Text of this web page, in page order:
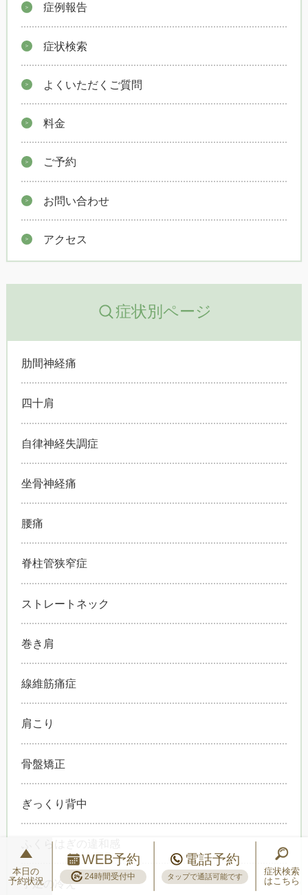
症例報告
症状検索
よくいただくご質問
料金
ご予約
お問い合わせ
アクセス
症状別ページ
肋間神経痛
四十肩
自律神経失調症
坐骨神経痛
腰痛
脊柱管狭窄症
ストレートネック
巻き肩
線維筋痛症
肩こり
骨盤矯正
ぎっくり背中
ふくらはぎの違和感
手足の冷え
本日の
予約状況
WEB予約
24時間受付中
電話予約
タップで通話可能です
症状検索
はこちら